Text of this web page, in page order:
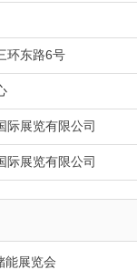
环东路6号
际展览有限公司
际展览有限公司
能展览会